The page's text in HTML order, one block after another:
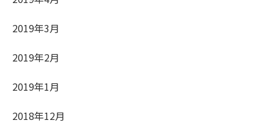
2019年3月
2019年2月
2019年1月
2018年12月